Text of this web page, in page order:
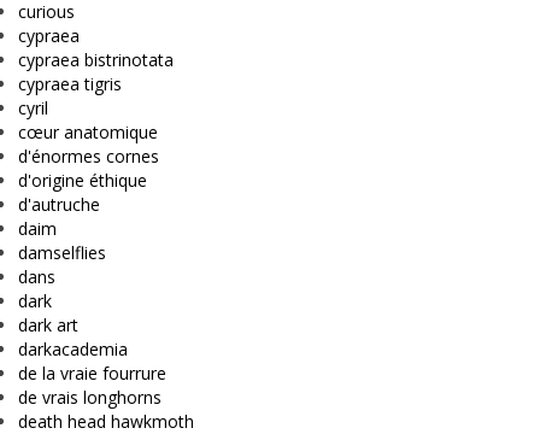
curious
cypraea
cypraea bistrinotata
cypraea tigris
cyril
cœur anatomique
d'énormes cornes
d'origine éthique
d'autruche
daim
damselflies
dans
dark
dark art
darkacademia
de la vraie fourrure
de vrais longhorns
death head hawkmoth